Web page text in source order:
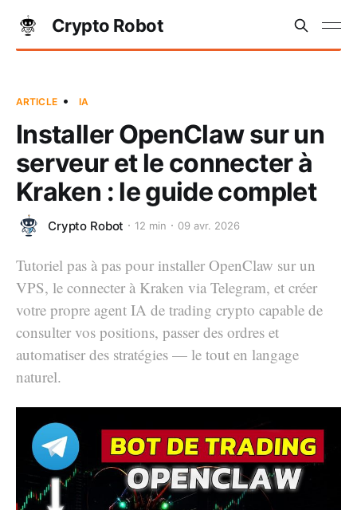
Crypto Robot
ARTICLE • IA
Installer OpenClaw sur un
serveur et le connecter à
Kraken : le guide complet
Crypto Robot 12 min 09 avr. 2026
Tutoriel pas à pas pour installer OpenClaw sur un
VPS, le connecter à Kraken via Telegram, et créer
votre propre agent IA de trading crypto capable de
consulter vos positions, passer des ordres et
automatiser des stratégies — le tout en langage
naturel.